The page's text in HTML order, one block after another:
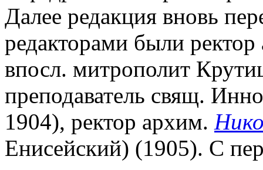
Далее редакция вновь
редакторами были
впосл. митрополит
преподаватель свящ.
1904), ректор архим.
Енисейский) (1905). С